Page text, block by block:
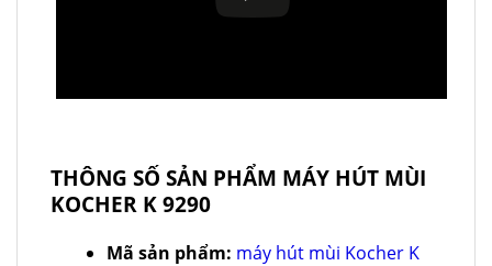
THÔNG SỐ SẢN PHẨM MÁY HÚT MÙI
KOCHER K 9290
Mã sản phẩm: máy hút mùi Kocher K